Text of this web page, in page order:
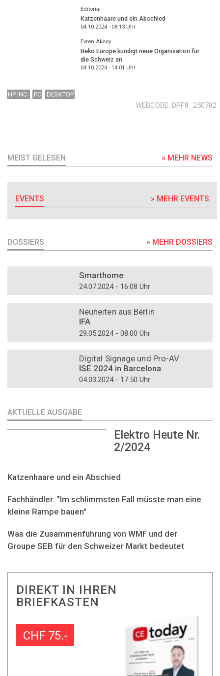
Editorial
Katzenhaare und ein Abschied
04.10.2024 - 08:13Uhr
Evren Aksoy
Beko Europe kündigt neue Organisation für
die Schweiz an
04.10.2024 - 14:01 Uhr
HP INC. PC DESKTOP
WEBCODE DPF8_250782
MEIST GELESEN » MEHR NEWS
EVENTS » MEHR EVENTS
DOSSIERS » MEHR DOSSIERS
Smarthome
24.07.2024 - 16:08 Uhr
Neuheiten aus Berlin
IFA
29.05.2024 - 08:00 Uhr
Digital Signage und Pro-AV
ISE 2024 in Barcelona
04.03.2024 - 17:50 Uhr
AKTUELLE AUSGABE
Elektro Heute Nr.
2/2024
Katzenhaare und ein Abschied
Fachhändler: "Im schlimmsten Fall müsste man eine
kleine Rampe bauen"
Was die Zusammenführung von WMF und der
Groupe SEB für den Schweizer Markt bedeutet
DIREKT IN IHREN
BRIEFKASTEN
CHF 75.-